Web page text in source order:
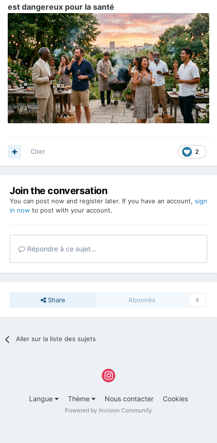
est dangereux pour la santé
2
Citer
Join the conversation
You can post now and register later. If you have an account, sign
in now to post with your account.
Répondre à ce sujet…
Share Abonnés 0
Aller sur la liste des sujets
Langue Thème Nous contacter Cookies
Powered by Invision Community